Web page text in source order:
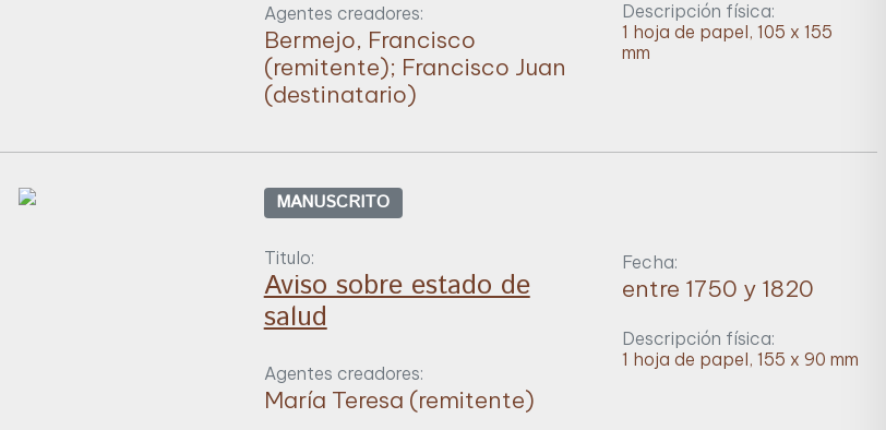
Agentes creadores:
Bermejo, Francisco
(remitente); Francisco Juan
(destinatario)
Descripción física:
1 hoja de papel, 105 x 155
mm
MANUSCRITO
Titulo:
Aviso sobre estado de
salud
Agentes creadores:
María Teresa (remitente)
Fecha:
entre 1750 y 1820
Descripción física:
1 hoja de papel, 155 x 90 mm